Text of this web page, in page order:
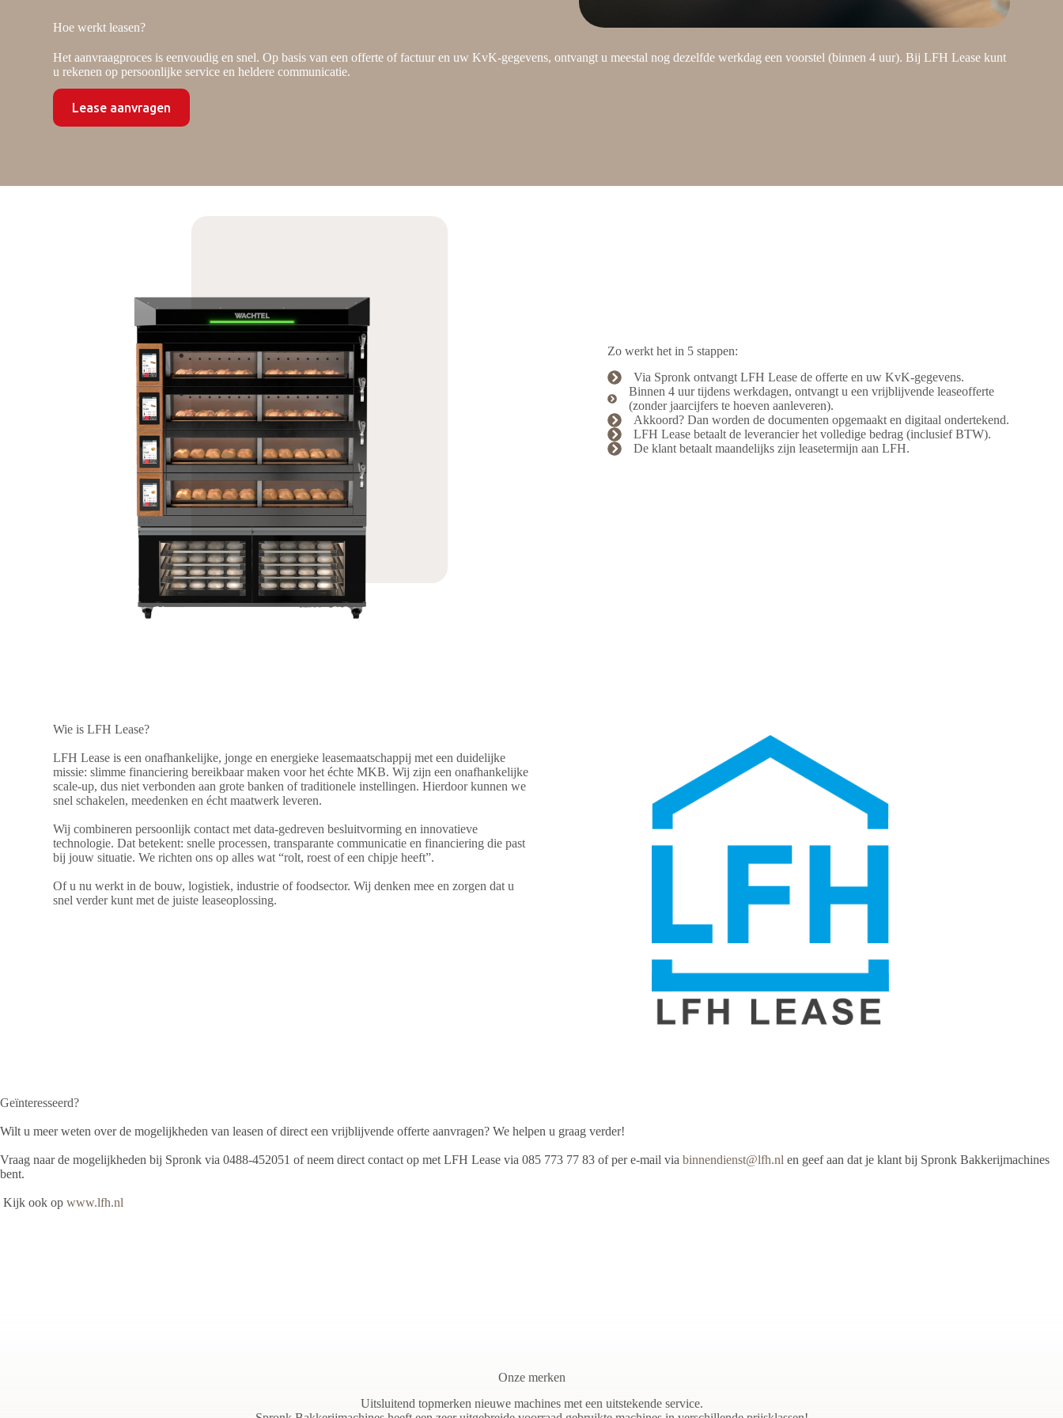
Hoe werkt leasen?
Het aanvraagproces is eenvoudig en snel. Op basis van een offerte of factuur en uw KvK-gegevens, ontvangt u meestal nog dezelfde werkdag een voorstel (binnen 4 uur). Bij LFH Lease kunt
u rekenen op persoonlijke service en heldere communicatie.
Lease aanvragen
Zo werkt het in 5 stappen:
Via Spronk ontvangt LFH Lease de offerte en uw KvK-gegevens.
Binnen 4 uur tijdens werkdagen, ontvangt u een vrijblijvende leaseofferte
(zonder jaarcijfers te hoeven aanleveren).
Akkoord? Dan worden de documenten opgemaakt en digitaal ondertekend.
LFH Lease betaalt de leverancier het volledige bedrag (inclusief BTW).
De klant betaalt maandelijks zijn leasetermijn aan LFH.
Wie is LFH Lease?
LFH Lease is een onafhankelijke, jonge en energieke leasemaatschappij met een duidelijke
missie: slimme financiering bereikbaar maken voor het échte MKB. Wij zijn een onafhankelijke
scale-up, dus niet verbonden aan grote banken of traditionele instellingen. Hierdoor kunnen we
snel schakelen, meedenken en écht maatwerk leveren.
Wij combineren persoonlijk contact met data-gedreven besluitvorming en innovatieve
technologie. Dat betekent: snelle processen, transparante communicatie en financiering die past
bij jouw situatie. We richten ons op alles wat “rolt, roest of een chipje heeft”.
Of u nu werkt in de bouw, logistiek, industrie of foodsector. Wij denken mee en zorgen dat u
snel verder kunt met de juiste leaseoplossing.
Geïnteresseerd?
Wilt u meer weten over de mogelijkheden van leasen of direct een vrijblijvende offerte aanvragen? We helpen u graag verder!
Vraag naar de mogelijkheden bij Spronk via 0488-452051 of neem direct contact op met LFH Lease via 085 773 77 83 of per e-mail via binnendienst@lfh.nl en geef aan dat je klant bij Spronk Bakkerijmachines
bent.
Kijk ook op www.lfh.nl
Onze merken
Uitsluitend topmerken nieuwe machines met een uitstekende service.